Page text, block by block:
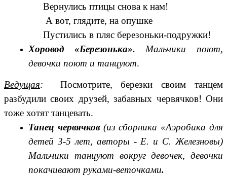
Вернулись птицы снова к нам!
А вот, глядите, на опушке
Пустились в пляс березоньки-подружки!
Хоровод «Березонька». Мальчики поют,
девочки поют и танцуют.
Ведущая: Посмотрите, березки своим танцем
разбудили своих друзей, забавных червячков! Они
тоже хотят танцевать.
Танец червячков (из сборника «Аэробика для
детей 3-5 лет, авторы - Е. и С. Железновы)
Мальчики танцуют вокруг девочек, девочки
покачивают руками-веточками.